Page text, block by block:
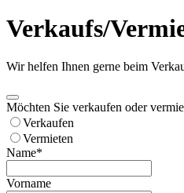
Verkaufs/
Wir helfen Ihnen gerne beim
Möchten Sie verkaufen oder
Verkaufen
Vermieten
Name*
Vorname